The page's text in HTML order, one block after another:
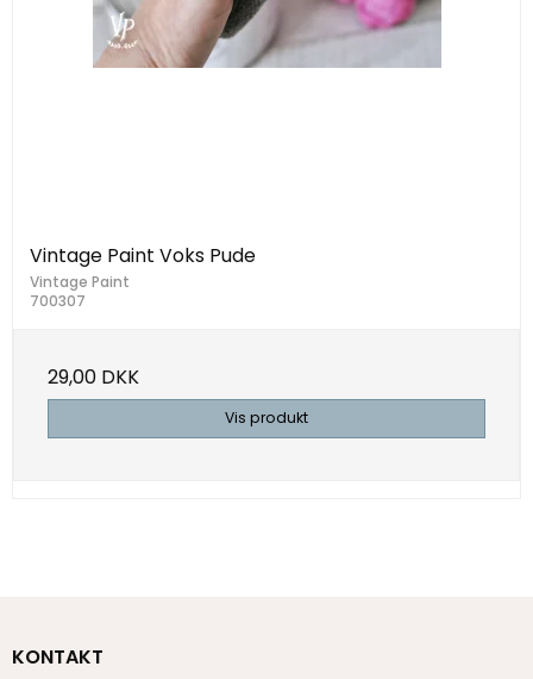
Vintage Paint Voks Pude
Vintage Paint
700307
29,00 DKK
Vis produkt
KONTAKT